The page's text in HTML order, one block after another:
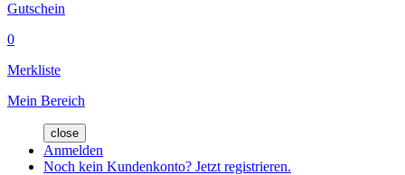
Gutschein
0
Merkliste
Mein Bereich
close
Anmelden
Noch kein Kundenkonto? Jetzt registrieren.